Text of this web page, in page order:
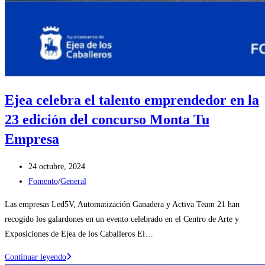
Ejea celebra el talento emprendedor en la
23 edición del concurso Monta Tu
Empresa
Publicación
de
entrada:
24 octubre, 2024
Categoría
la
entrada:
Fomento/General
Las empresas Led5V, Automatización Ganadera y Activa Team 21 han
recogido los galardones en un evento celebrado en el Centro de Arte y
Exposiciones de Ejea de los Caballeros El…
Continuar leyendoEjea